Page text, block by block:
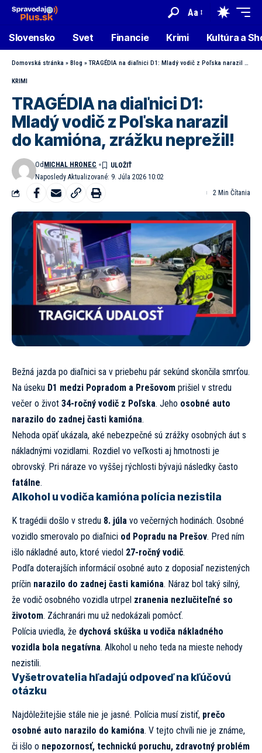
Aa
Slovensko Svet Financie Krimi Kultúra a
Domovská stránka » Blog »TRAGÉDIA na diaľnici D1: Mladý vodič z Poľska narazil do kamióna, zrážku neprežil!
KRIMI
TRAGÉDIA na diaľnici D1:
Mladý vodič z Poľska narazil
do kamióna, zrážku neprežil!
Naposledy Aktualizované: 9. Júla 2026 10:02
Od MICHAL HRONEC
2 Min Čítania
Bežná jazda po diaľnici sa v priebehu pár sekúnd skončila smrťou.
Na úseku D1 medzi Popradom a Prešovom prišiel v stredu
večer o život 34-ročný vodič z Poľska. Jeho osobné auto
narazilo do zadnej časti kamióna.
Nehoda opäť ukázala, aké nebezpečné sú zrážky osobných áut s
nákladnými vozidlami. Rozdiel vo veľkosti aj hmotnosti je
obrovský. Pri náraze vo vyššej rýchlosti bývajú následky často
fatálne.
Alkohol u vodiča kamióna polícia nezistila
K tragédii došlo v stredu 8. júla vo večerných hodinách. Osobné
vozidlo smerovalo po diaľnici od Popradu na Prešov. Pred ním
išlo nákladné auto, ktoré viedol 27-ročný vodič.
Podľa doterajších informácií osobné auto z doposiaľ nezistených
príčin narazilo do zadnej časti kamióna. Náraz bol taký silný,
že vodič osobného vozidla utrpel zranenia nezlučiteľné so
životom. Záchranári mu už nedokázali pomôcť.
Polícia uviedla, že dychová skúška u vodiča nákladného
vozidla bola negatívna. Alkohol u neho teda na mieste nehody
nezistili.
Vyšetrovatelia hľadajú odpoveď na kľúčovú
otázku
Najdôležitejšie stále nie je jasné. Polícia musí zistiť, prečo
osobné auto narazilo do kamióna. V tejto chvíli nie je známe,
či išlo o nepozornosť, technickú poruchu, zdravotný problém